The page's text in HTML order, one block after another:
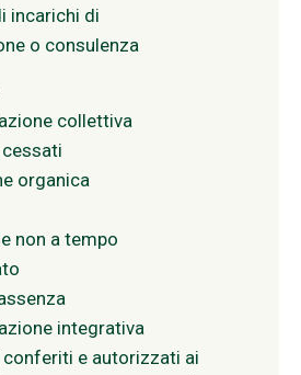
incarichi di
o consulenza
collettiva
organica
non a tempo
integrativa
conferiti e autorizzati ai